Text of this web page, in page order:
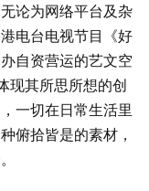
论为网络平台及杂
电台电视节目《好
自资营运的艺文空
现其所思所想的创
一切在日常生活里
俯拾皆是的素材，